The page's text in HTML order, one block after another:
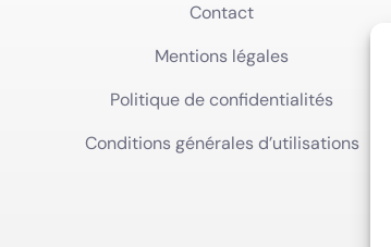
Contact
Mentions légales
Politique de confidentialités
Conditions générales d’utilisations